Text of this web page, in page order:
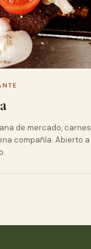
de mercado, carnes
compañía. Abierto a